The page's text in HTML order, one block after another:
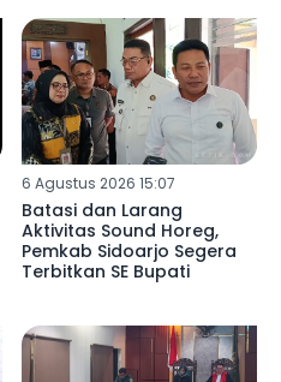
6 Agustus 2026 15:07
Batasi dan Larang
Aktivitas Sound Horeg,
Pemkab Sidoarjo Segera
Terbitkan SE Bupati